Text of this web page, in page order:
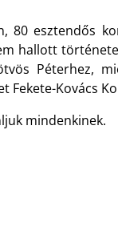
80 esztendős
hallott
Péterhez,
Fekete-Kovács
mindenkinek.